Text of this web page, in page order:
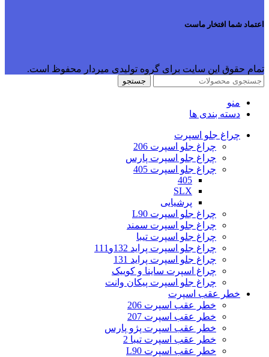
اعتماد شما افتخار ماست
تمام حقوق این سایت برای گروه تولیدی میردار محفوظ است.
جستجو
منو
دسته بندی ها
چراغ جلو اسپرت
چراغ جلو اسپرت 206
چراغ جلو اسپرت پارس
چراغ جلو اسپرت 405
405
SLX
پرشیایی
چراغ جلو اسپرت L90
چراغ جلو اسپرت سمند
چراغ جلو اسپرت تیبا
چراغ جلو اسپرت پراید 132و111
چراغ جلو اسپرت پراید 131
چراغ اسپرت ساینا و کوییک
چراغ جلو اسپرت پیکان وانت
خطر عقب اسپرت
خطر عقب اسپرت 206
خطر عقب اسپرت 207
خطر عقب اسپرت پژو پارس
خطر عقب اسپرت تیبا 2
خطر عقب اسپرت L90